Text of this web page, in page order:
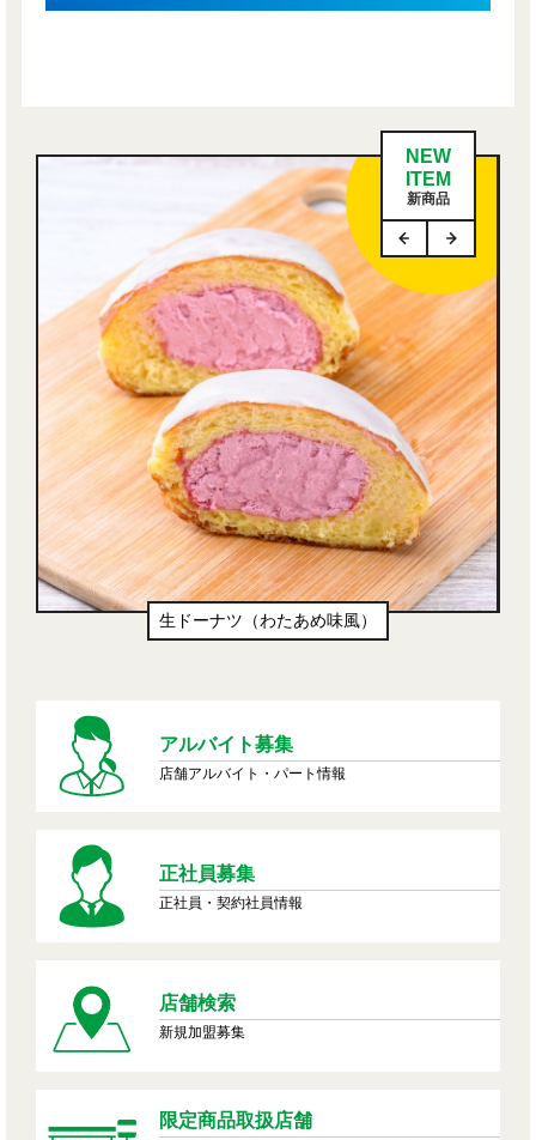
NEW
ITEM
新商品
生ドーナツ（わたあめ味風）
アルバイト募集
店舗アルバイト・パート情報
正社員募集
正社員・契約社員情報
店舗検索
新規加盟募集
限定商品取扱店舗